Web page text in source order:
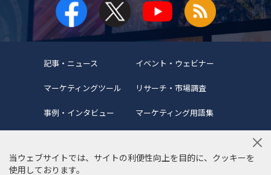
記事・ニュース イベント・ウェビナー
マーケティングツール リサーチ・市場調査
事例・インタビュー マーケティング用語集
当ウェブサイトでは、サイトの利便性向上を目的に、クッキーを
使用しております。